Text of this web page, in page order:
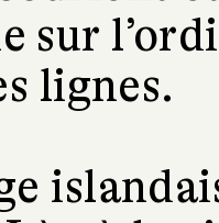
sur
lignes.